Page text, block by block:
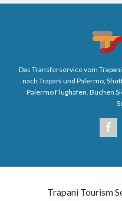
Das Transferservice vom
nach Trapani und Palermo,
Palermo Flughafen. Buchen
Trapani Tourism